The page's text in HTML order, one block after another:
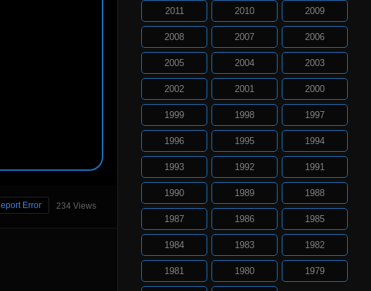
234 Views
Error
2011 2010 2009
2008 2007 2006
2005 2004 2003
2002 2001 2000
1999 1998 1997
1996 1995 1994
1993 1992 1991
1990 1989 1988
1987 1986 1985
1984 1983 1982
1981 1980 1979